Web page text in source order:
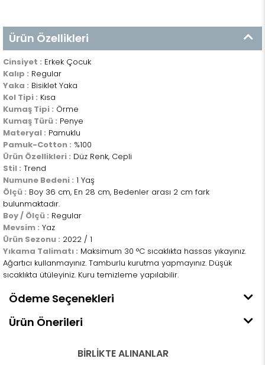
Ürün Özellikleri
Cinsiyet : Erkek Çocuk
Kalıp : Regular
Yaka : Bisiklet Yaka
Kol Tipi : Kısa
Kumaş Tipi : Örme
Kumaş Türü : Penye
Materyal : Pamuklu
Pamuk-Cotton : %100
Ürün Özellikleri : Düz Renk, Cepli
Stil : Trend
Numune Bedeni : 1 Yaş
Ölçü : Boy 36 cm, En 28 cm, Bedenler arası 2 cm fark
bulunmaktadır.
Boy / Ölçü : Regular
Mevsim : Yaz
Ürün Sezonu : 2022 / 1
Yıkama Talimatı : Maksimum 30 °C sıcaklıkta hassas yıkayınız.
Ağartıcı kullanmayınız. Tamburlu kurutma yapmayınız. Düşük
sıcaklıkta ütüleyiniz. Kuru temizleme yapılabilir.
Ödeme Seçenekleri
Ürün Önerileri